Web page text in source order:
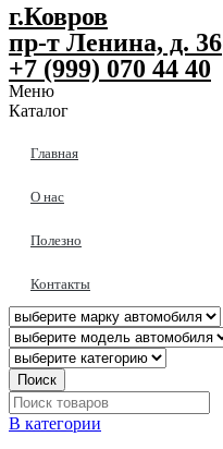
г.Ковров
пр-т Ленина, д. 36
+7 (999) 070 44 40
Меню
Каталог
Главная
О нас
Полезно
Контакты
Поиск
В категории